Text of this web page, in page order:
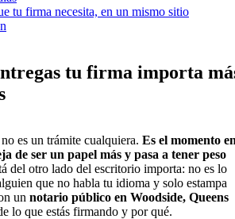
tu firma necesita, en un mismo sitio
tu firma importa
es un trámite cualquiera. Es el momento
de ser un papel más y pasa a tener peso
del otro lado del escritorio importa: no es lo
que no habla tu idioma y solo estampa
un notario público en Woodside, Queens
lo que estás firmando y por qué.